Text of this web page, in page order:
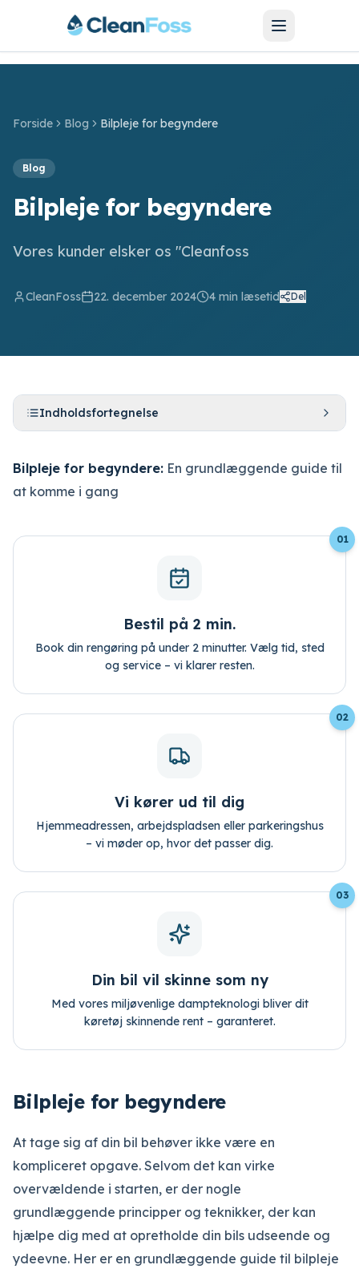
Bilpolering
Hjulskift
Motorcykel
Log ind
Forside Blog Bilpleje for begyndere
Blog
Bilpleje for begyndere
Vores kunder elsker os "Cleanfoss
CleanFoss 22. december 2024 4 min læsetid Del
Indholdsfortegnelse
Bilpleje for begyndere: En grundlæggende guide til
at komme i gang
01
Bestil på 2 min.
Book din rengøring på under 2 minutter. Vælg tid, sted
og service – vi klarer resten.
02
Vi kører ud til dig
Hjemmeadressen, arbejdspladsen eller parkeringshus
– vi møder op, hvor det passer dig.
03
Din bil vil skinne som ny
Med vores miljøvenlige dampteknologi bliver dit
køretøj skinnende rent – garanteret.
Bilpleje for begyndere
At tage sig af din bil behøver ikke være en
kompliceret opgave. Selvom det kan virke
overvældende i starten, er der nogle
grundlæggende principper og teknikker, der kan
hjælpe dig med at opretholde din bils udseende og
ydeevne. Her er en grundlæggende guide til bilpleje